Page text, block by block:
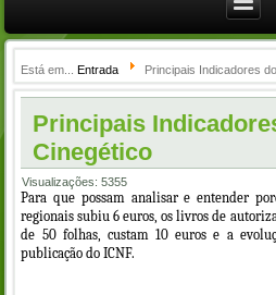
Está em...Entrada Principais Indicadores
Principais
Cinegético
Visualizações: 5355
Para que possam analisar e entender
regionais subiu 6 euros, os livros de
de 50 folhas, custam 10 euros e a
publicação do ICNF.